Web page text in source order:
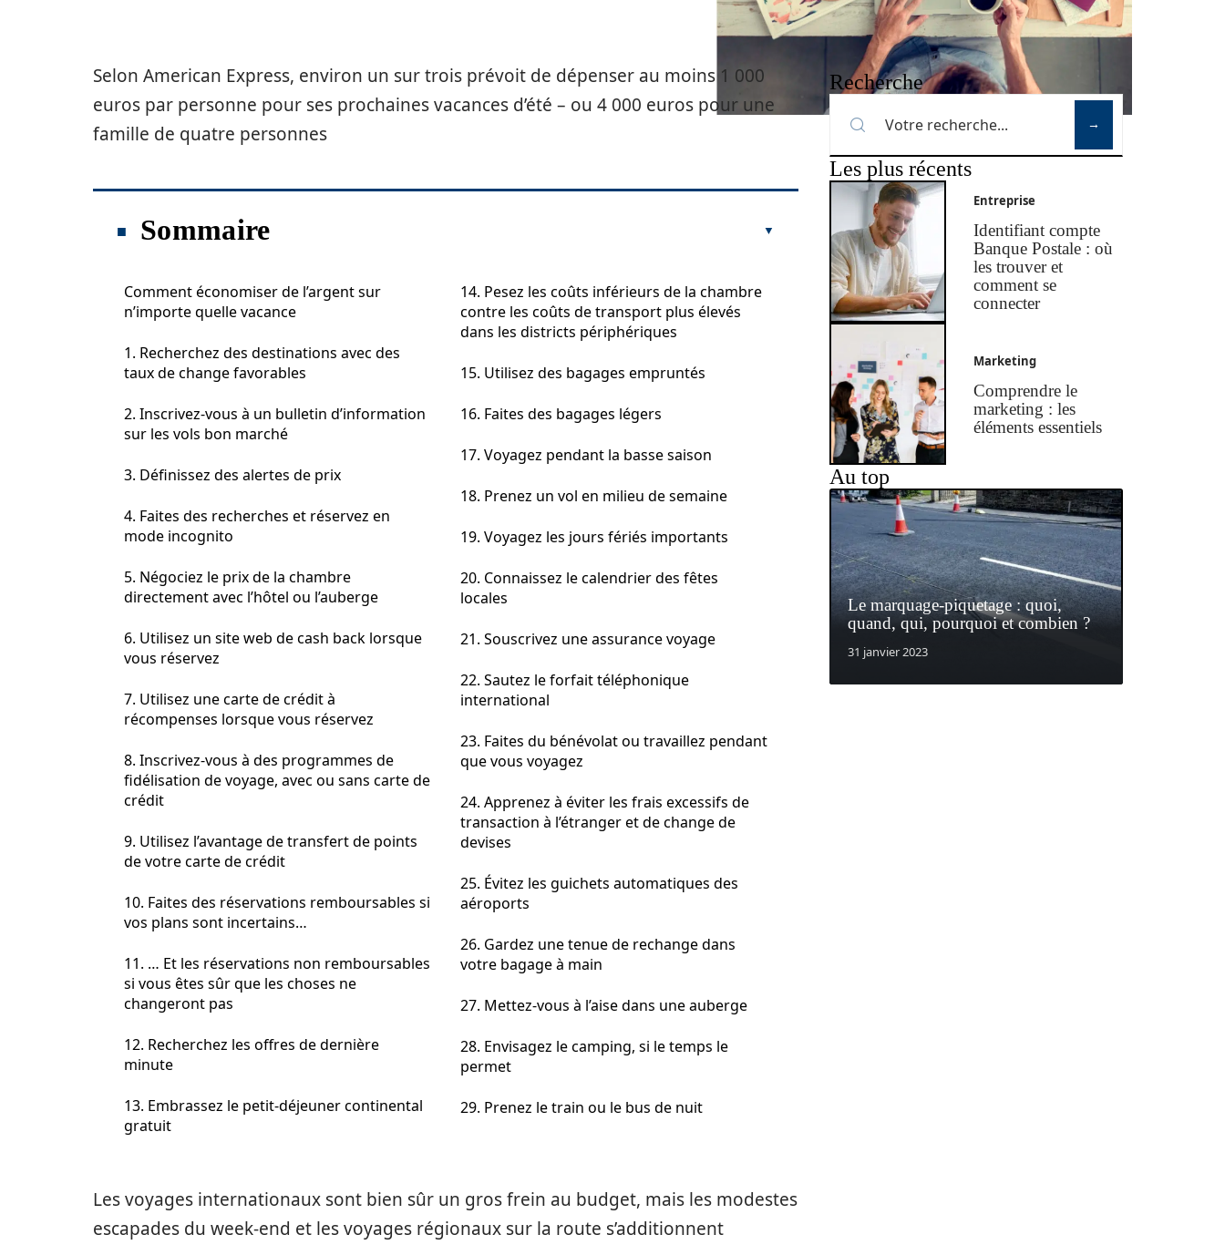
Selon American Express, environ un sur trois prévoit de dépenser au moins 1 000
euros par personne pour ses prochaines vacances d’été – ou 4 000 euros pour une
famille de quatre personnes
Sommaire
Comment économiser de l’argent sur
n’importe quelle vacance
1. Recherchez des destinations avec des
taux de change favorables
2. Inscrivez-vous à un bulletin d’information
sur les vols bon marché
3. Définissez des alertes de prix
4. Faites des recherches et réservez en
mode incognito
5. Négociez le prix de la chambre
directement avec l’hôtel ou l’auberge
6. Utilisez un site web de cash back lorsque
vous réservez
7. Utilisez une carte de crédit à
récompenses lorsque vous réservez
8. Inscrivez-vous à des programmes de
fidélisation de voyage, avec ou sans carte de
crédit
9. Utilisez l’avantage de transfert de points
de votre carte de crédit
10. Faites des réservations remboursables si
vos plans sont incertains…
11. … Et les réservations non remboursables
si vous êtes sûr que les choses ne
changeront pas
12. Recherchez les offres de dernière
minute
13. Embrassez le petit-déjeuner continental
gratuit
14. Pesez les coûts inférieurs de la chambre
contre les coûts de transport plus élevés
dans les districts périphériques
15. Utilisez des bagages empruntés
16. Faites des bagages légers
17. Voyagez pendant la basse saison
18. Prenez un vol en milieu de semaine
19. Voyagez les jours fériés importants
20. Connaissez le calendrier des fêtes
locales
21. Souscrivez une assurance voyage
22. Sautez le forfait téléphonique
international
23. Faites du bénévolat ou travaillez pendant
que vous voyagez
24. Apprenez à éviter les frais excessifs de
transaction à l’étranger et de change de
devises
25. Évitez les guichets automatiques des
aéroports
26. Gardez une tenue de rechange dans
votre bagage à main
27. Mettez-vous à l’aise dans une auberge
28. Envisagez le camping, si le temps le
permet
29. Prenez le train ou le bus de nuit
Les voyages internationaux sont bien sûr un gros frein au budget, mais les modestes
escapades du week-end et les voyages régionaux sur la route s’additionnent
Recherche
Les plus récents
Entreprise
Identifiant compte
Banque Postale : où
les trouver et
comment se
connecter
Marketing
Comprendre le
marketing : les
éléments essentiels
Au top
Le marquage-piquetage : quoi,
quand, qui, pourquoi et combien ?
31 janvier 2023